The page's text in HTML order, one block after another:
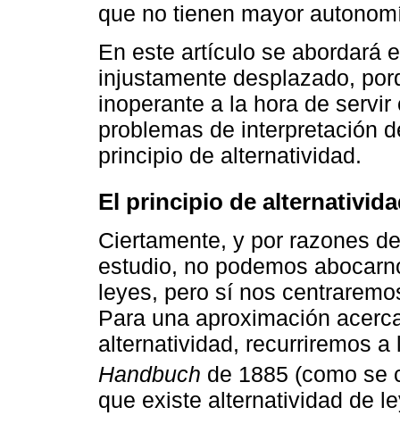
que no tienen mayor
En este artículo se abordará
injustamente desplazado,
inoperante a la hora de
problemas de interpretación
principio de alternatividad.
El principio de
Ciertamente, y por razones
estudio, no podemos
leyes, pero sí nos
Para una aproximación
alternatividad, recurriremos
Handbuch de 1885 (como se
que existe alternatividad de